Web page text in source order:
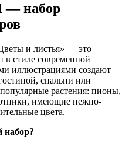
набор
и листья» — это
в стиле современной
иллюстрациями создают
спальни или
растения: пионы,
имеющие нежно-
цвета.
набор?